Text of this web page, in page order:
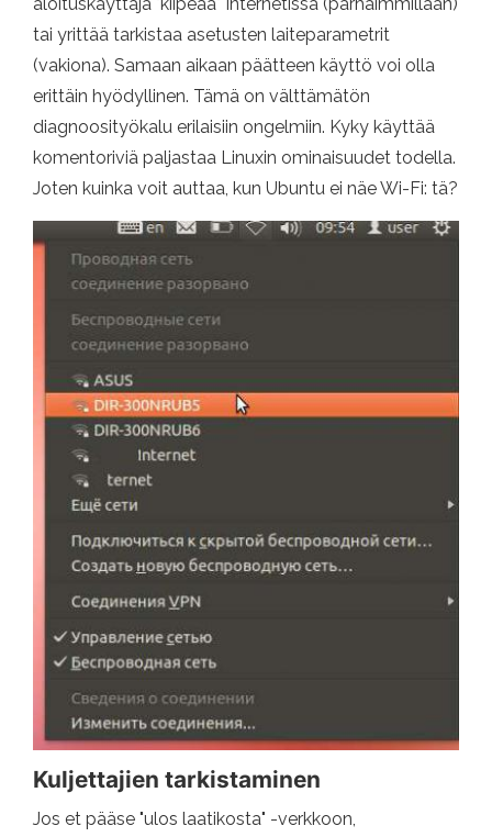
tai yrittää tarkistaa asetusten laiteparametrit
(vakiona). Samaan aikaan päätteen käyttö voi olla
erittäin hyödyllinen. Tämä on välttämätön
diagnoosityökalu erilaisiin ongelmiin. Kyky käyttää
komentoriviä paljastaa Linuxin ominaisuudet todella.
Joten kuinka voit auttaa, kun Ubuntu ei näe Wi-Fi: tä?
Kuljettajien tarkistaminen
Jos et pääse "ulos laatikosta" -verkkoon,